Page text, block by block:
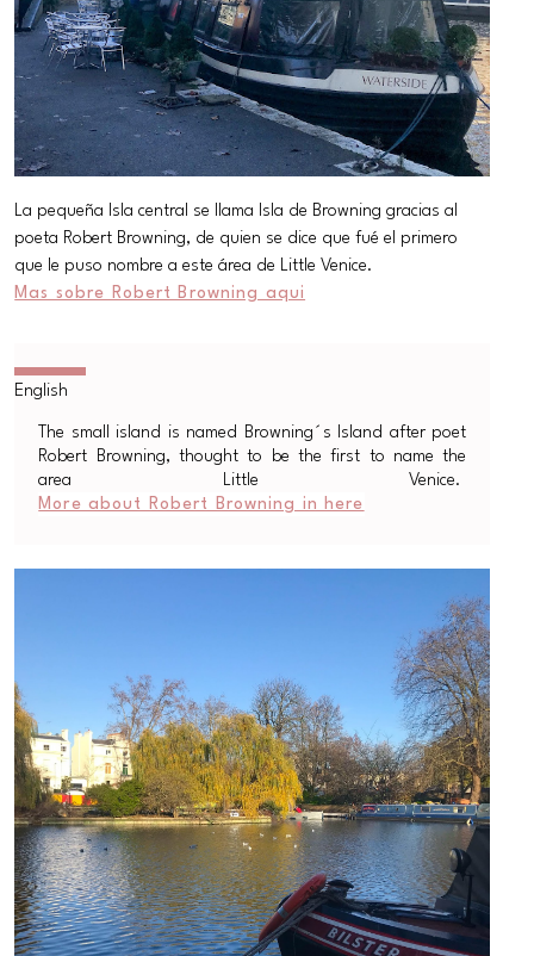
La pequeña Isla central se llama Isla de Browning gracias al
poeta Robert Browning, de quien se dice que fué el primero
que le puso nombre a este área de Little Venice.
Mas sobre Robert Browning aqui
The small island is named Browning´s Island after poet
Robert Browning, thought to be the first to name the
area Little Venice.
More about Robert Browning in here